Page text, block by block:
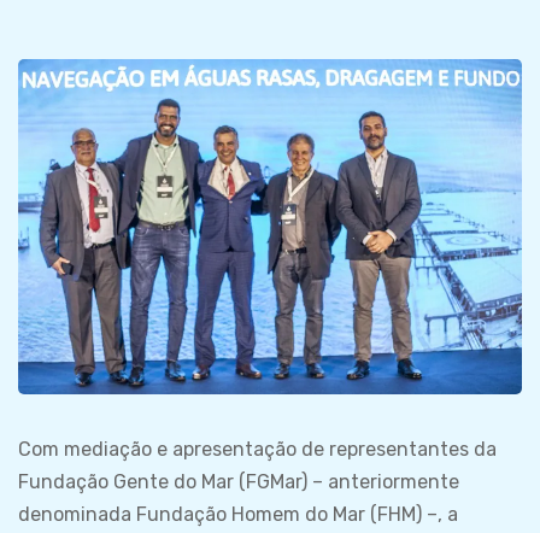
Com mediação e apresentação de representantes da
Fundação Gente do Mar (FGMar) – anteriormente
denominada Fundação Homem do Mar (FHM) –, a